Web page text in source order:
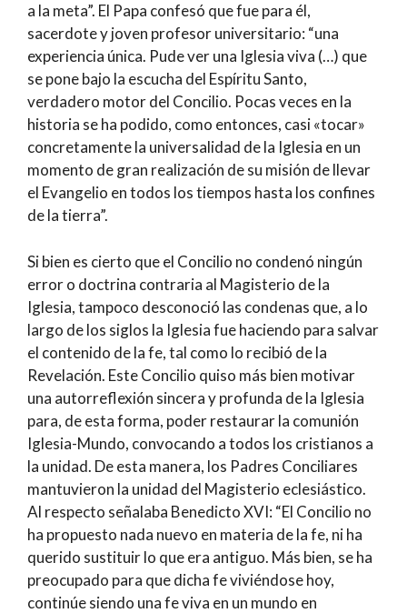
a la meta”. El Papa confesó que fue para él,
sacerdote y joven profesor universitario: “una
experiencia única. Pude ver una Iglesia viva (…) que
se pone bajo la escucha del Espíritu Santo,
verdadero motor del Concilio. Pocas veces en la
historia se ha podido, como entonces, casi «tocar»
concretamente la universalidad de la Iglesia en un
momento de gran realización de su misión de llevar
el Evangelio en todos los tiempos hasta los confines
de la tierra”.
Si bien es cierto que el Concilio no condenó ningún
error o doctrina contraria al Magisterio de la
Iglesia, tampoco desconoció las condenas que, a lo
largo de los siglos la Iglesia fue haciendo para salvar
el contenido de la fe, tal como lo recibió de la
Revelación. Este Concilio quiso más bien motivar
una autorreflexión sincera y profunda de la Iglesia
para, de esta forma, poder restaurar la comunión
Iglesia-Mundo, convocando a todos los cristianos a
la unidad. De esta manera, los Padres Conciliares
mantuvieron la unidad del Magisterio eclesiástico.
Al respecto señalaba Benedicto XVI: “El Concilio no
ha propuesto nada nuevo en materia de la fe, ni ha
querido sustituir lo que era antiguo. Más bien, se ha
preocupado para que dicha fe viviéndose hoy,
continúe siendo una fe viva en un mundo en